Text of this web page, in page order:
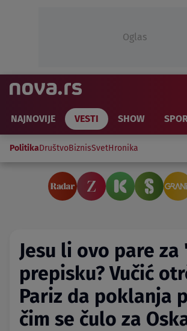
Oglas
NAJNOVIJE VESTI SHOW
PolitikaDruštvoBiznisSvetHronika
Jesu li ovo pare za
prepisku? Vučić
Pariz da poklanja
čim se čulo za